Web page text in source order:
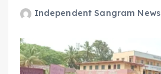
Independent Sangram News